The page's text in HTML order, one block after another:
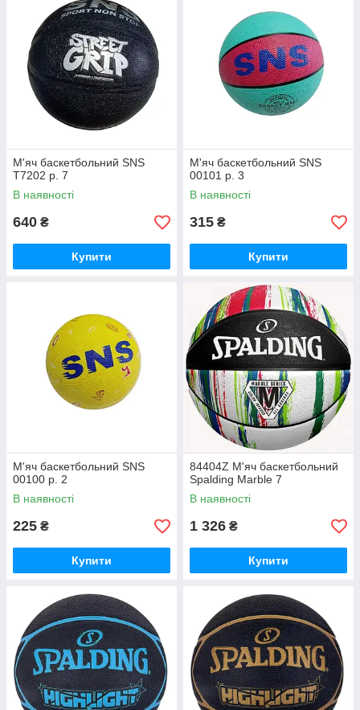
М'яч баскетбольний SNS
T7202 р. 7
В наявності
640 ₴
Купити
М'яч баскетбольний SNS
00101 р. 3
В наявності
315 ₴
Купити
М'яч баскетбольний SNS
00100 р. 2
В наявності
225 ₴
Купити
84404Z М'яч баскетбольний
Spalding Marble 7
В наявності
1 326 ₴
Купити